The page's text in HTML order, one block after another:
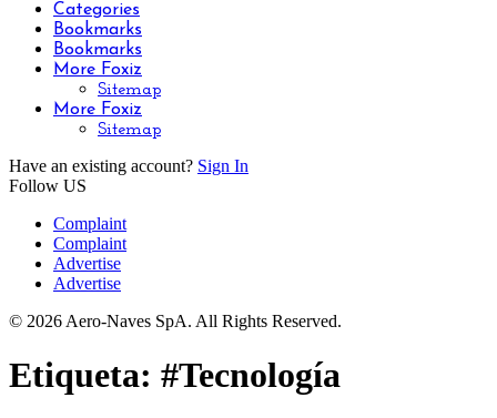
Categories
Bookmarks
Bookmarks
More Foxiz
Sitemap
More Foxiz
Sitemap
Have an existing account? Sign In
Follow US
Complaint
Complaint
Advertise
Advertise
© 2026 Aero-Naves SpA. All Rights Reserved.
Etiqueta: #Tecnología